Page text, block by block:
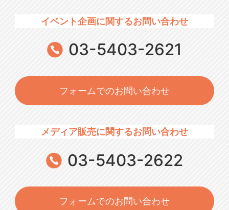
イベント企画に関するお問い合わせ
03-5403-2621
フォームでのお問い合わせ
メディア販売に関するお問い合わせ
03-5403-2622
フォームでのお問い合わせ